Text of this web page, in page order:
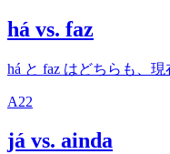
há vs. faz
há と faz はどちらも、
A22
já vs. ainda